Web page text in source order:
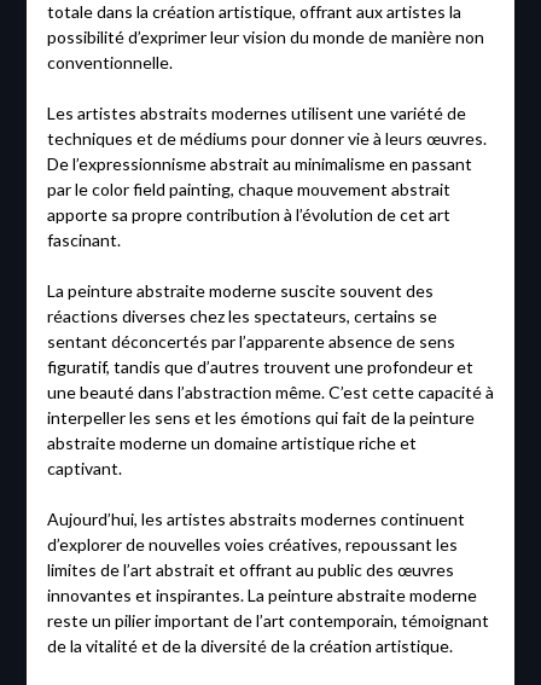
totale dans la création artistique, offrant aux artistes la
possibilité d’exprimer leur vision du monde de manière non
conventionnelle.
Les artistes abstraits modernes utilisent une variété de
techniques et de médiums pour donner vie à leurs œuvres.
De l’expressionnisme abstrait au minimalisme en passant
par le color field painting, chaque mouvement abstrait
apporte sa propre contribution à l’évolution de cet art
fascinant.
La peinture abstraite moderne suscite souvent des
réactions diverses chez les spectateurs, certains se
sentant déconcertés par l’apparente absence de sens
figuratif, tandis que d’autres trouvent une profondeur et
une beauté dans l’abstraction même. C’est cette capacité à
interpeller les sens et les émotions qui fait de la peinture
abstraite moderne un domaine artistique riche et
captivant.
Aujourd’hui, les artistes abstraits modernes continuent
d’explorer de nouvelles voies créatives, repoussant les
limites de l’art abstrait et offrant au public des œuvres
innovantes et inspirantes. La peinture abstraite moderne
reste un pilier important de l’art contemporain, témoignant
de la vitalité et de la diversité de la création artistique.